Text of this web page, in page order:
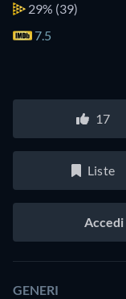
29% (39)
7.5
17
Liste
Accedi
GENERI